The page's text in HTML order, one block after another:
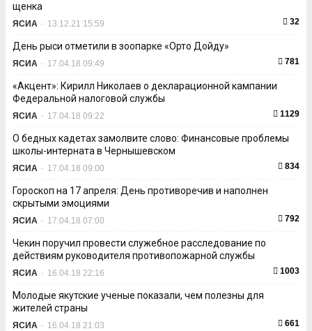
щенка
ЯСИА - 13.12.21 15:59 32
День рыси отметили в зоопарке «Орто Дойду»
ЯСИА - 17.04.18 09:49 781
«Акцент»: Кирилл Николаев о декларационной кампании
Федеральной налоговой службы
ЯСИА - 17.04.18 09:22 1129
О бедных кадетах замолвите слово: Финансовые проблемы
школы-интерната в Чернышевском
ЯСИА - 17.04.18 09:00 834
Гороскоп на 17 апреля: День противоречив и наполнен
скрытыми эмоциями
ЯСИА - 17.04.18 07:00 792
Чекин поручил провести служебное расследование по
действиям руководителя противопожарной службы
ЯСИА - 16.04.18 22:16 1003
Молодые якутские ученые показали, чем полезны для
жителей страны
ЯСИА - 16.04.18 21:03 661